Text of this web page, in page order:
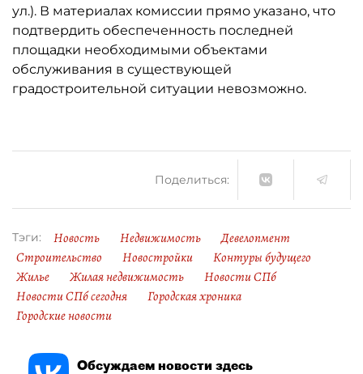
ул.). В материалах комиссии прямо указано, что
подтвердить обеспеченность последней
площадки необходимыми объектами
обслуживания в существующей
градостроительной ситуации невозможно.
Поделиться:
Тэги: Новость Недвижимость
Девелопмент
Строительство
Новостройки
Контуры будущего
Жилье
Жилая недвижимость
Новости СПб
Новости СПб сегодня
Городская хроника
Городские новости
Обсуждаем новости здесь